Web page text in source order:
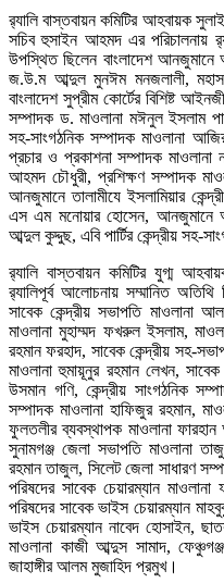
র‌্যালি বাস্তবায়ন কমিটির আহবায়ক
সচিব হুসাইন আহমদ এর পরিচালনায়
উপস্থিত ছিলেন বাংলাদেশ আনজুমানে
জ.উ.ম আব্দুল মুনঈম মনজলালী,
বাংলাদেশ সুপ্রীম কোর্টের বিশিষ্ট
সম্পাদক ড. মাওলানা মঈনুল ইসলাম
সহ-সাংগঠনিক সম্পাদক মাওলানা
প্রচার ও প্রকাশনা সম্পাদক
আহমদ চৌধুরী, প্রশিক্ষণ সম্পাদক
আনজুমানে তালামীযে ইসলামিয়ার
এস এম মনোয়ার হোসেন, আনজুমানে
আব্দুল কুদ্দুছ, এবি পার্টির কেন্দ্রীয়
র‌্যালি বাস্তবায়ন কমিটির যুগ্ম
র‌্যালিপূর্ব আলোচনায় সম্মানিত অতিথি
সাবেক কেন্দ্রীয় সভাপতি মাওলানা
মাওলানা মুহাম্মদ ফখরুল ইসলাম,
রহমান ফরহাদ, সাবেক কেন্দ্রীয় সহ-
মাওলানা হুমায়ূনুর রহমান লেখন,
উসমান গণি, কেন্দ্রীয় সাংগঠনিক
সম্পাদক মাওলানা হাফিজুর রহমান,
ফুলতলীর ব্যবস্থাপক মাওলানা
সুনামগঞ্জ জেলা সভাপতি মাওলানা
রহমান তাজুল, সিলেট জেলা সাধারণ
পরিষদের সাবেক চেয়ারম্যান
পরিষদের সাবেক ভাইস চেয়ারম্যান
ভাইস চেয়ারম্যান নাবেদ হোসাইন,
মাওলানা কাজী আব্দুস সামাদ,
জাহাঙ্গীর আলম মুজাহিদ প্রমুখ।